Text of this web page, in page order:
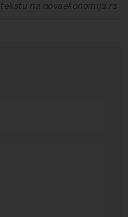
na novaekonomija.rs